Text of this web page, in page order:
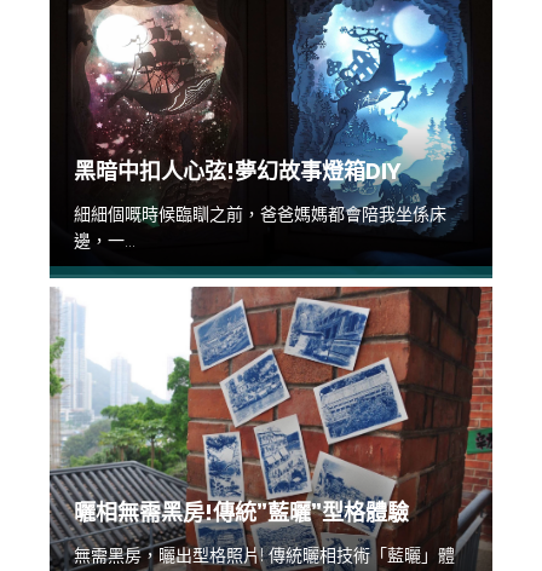
黑暗中扣人心弦!夢幻故事燈箱DIY
細細個嘅時候臨瞓之前，爸爸媽媽都會陪我坐係床
邊，一...
曬相無需黑房!傳統”藍曬”型格體驗
無需黑房，曬出型格照片! 傳統曬相技術「藍曬」體